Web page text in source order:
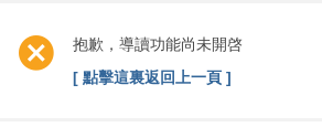
抱歉，導讀功能尚未開啓
[ 點擊這裏返回上一頁 ]